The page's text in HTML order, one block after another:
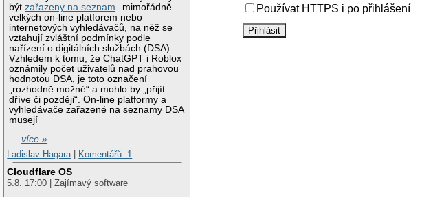
býtzařazeny na seznam
mimořádně
velkých on-line platforem nebo
internetových vyhledávačů, na něž se
vztahují zvláštní podmínky podle
nařízení o digitálních službách (DSA).
Vzhledem k tomu, že ChatGPT i Roblox
oznámily počet uživatelů nad prahovou
hodnotou DSA, je toto označení
„rozhodně možné“ a mohlo by „přijít
dříve či později“. On-line platformy a
vyhledávače zařazené na seznamy DSA
musejí
…více »
Ladislav Hagara
Komentářů: 1
Cloudflare OS
5.8. 17:00 | Zajímavý software
Používat HTTPS i po přihlášení